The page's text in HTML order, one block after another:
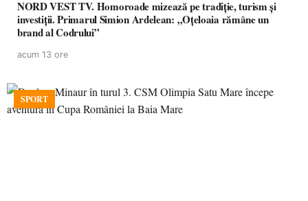
NORD VEST TV. Homoroade mizează pe tradiție, turism și
investiții. Primarul Simion Ardelean: „Oțeloaia rămâne un
brand al Codrului”
acum 13 ore
SPORT